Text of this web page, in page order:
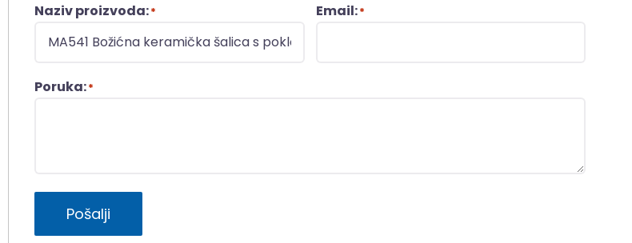
Naziv proizvoda:* Email:*
Poruka:*
Pošalji